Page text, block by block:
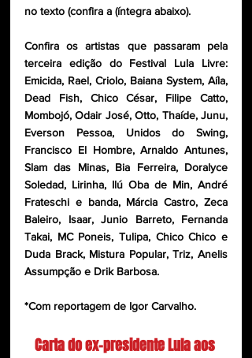
no texto (confira a (íntegra abaixo).
Confira os artistas que passaram pela
terceira edição do Festival Lula Livre:
Emicida, Rael, Criolo, Baiana System, Aíla,
Dead Fish, Chico César, Filipe Catto,
Mombojó, Odair José, Otto, Thaíde, Junu,
Everson Pessoa, Unidos do Swing,
Francisco El Hombre, Arnaldo Antunes,
Slam das Minas, Bia Ferreira, Doralyce
Soledad, Lirinha, Ilú Oba de Min, André
Frateschi e banda, Márcia Castro, Zeca
Baleiro, Isaar, Junio Barreto, Fernanda
Takai, MC Poneis, Tulipa, Chico Chico e
Duda Brack, Mistura Popular, Triz, Anelis
Assumpção e Drik Barbosa.
*Com reportagem de Igor Carvalho.
Carta do ex-presidente Lula aos